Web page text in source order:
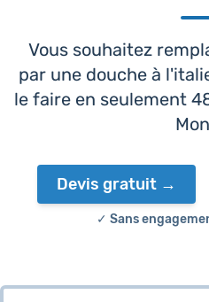
Vous souhaitez
par une douche à
le faire en seulement
Devis gratuit
✓ Sans